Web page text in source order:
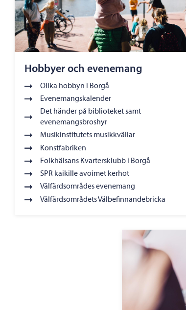
Hobbyer och evenemang
Olika hobbyn i Borgå
Evenemangskalender
Det händer på biblioteket samt
evenemangsbroshyr
Musikinstitutets musikkvällar
Konstfabriken
Folkhälsans Kvartersklubb i Borgå
SPR kaikille avoimet kerhot
Välfärdsområdes evenemang
Välfärdsområdets Välbefinnandebricka